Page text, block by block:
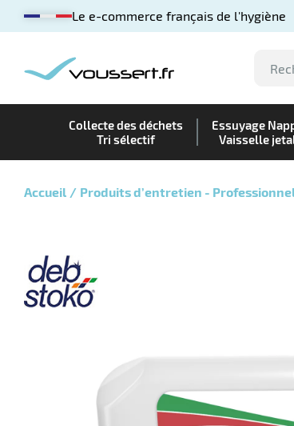
Le e-commerce français de l'hygiène
Collecte des déchets
Tri sélectif
Essuyage
Vaisselle
Accueil Produits d’entretien -